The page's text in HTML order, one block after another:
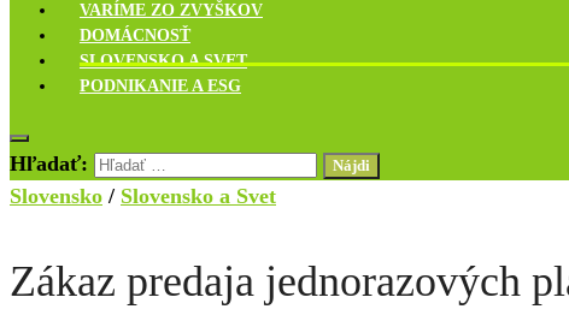
VARÍME ZO ZVYŠKOV
DOMÁCNOSŤ
SLOVENSKO A SVET
PODNIKANIE A ESG
Hľadať:
Slovensko / Slovensko a Svet
Zákaz predaja jednorazových